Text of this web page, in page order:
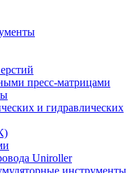
пресс-матрицами
и гидравлических
Uniroller
инструменты